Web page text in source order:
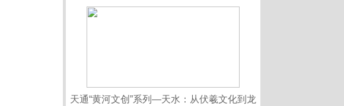
天通“黄河文创”系列—天水：从伏羲文化到龙